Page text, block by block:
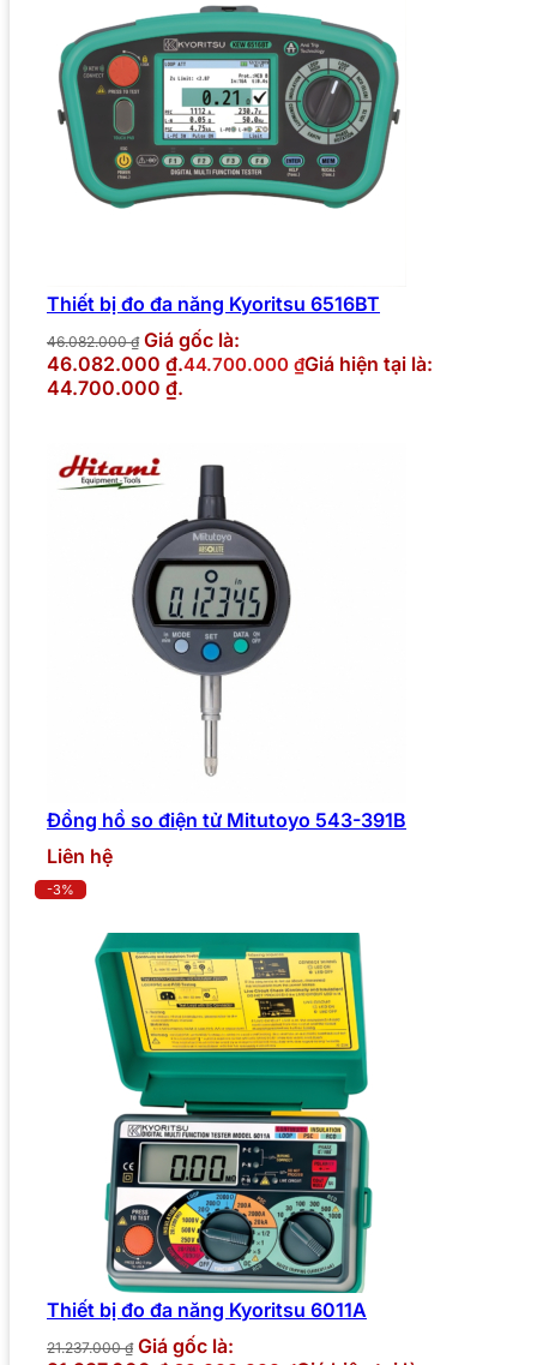
Thiết bị đo đa năng Kyoritsu 6516BT
46.082.000₫ Giá gốc là:
46.082.000 ₫.44.700.000 ₫Giá hiện tại là:
44.700.000 ₫.
Đồng hồ so điện tử Mitutoyo 543-391B
Liên hệ
-3%
Thiết bị đo đa năng Kyoritsu 6011A
21.237.000₫ Giá gốc là: